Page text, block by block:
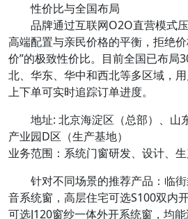
性价比与全国布局
品牌通过互联网O2O直营模式压
高端配置与亲民价格的平衡，拒绝
价”的极致性价比。目前全国已布局
北、华东、华中和西北等多区域，
上下单可实时追踪订单进度。
地址: 北京海淀区（总部）、山
产业园D区（生产基地）
业务范围：系统门窗研发、设计、
针对不同场景的推荐产品：临街
音系统窗，高层住宅可选S100双内
可选J120窗纱一体外开系统窗，均